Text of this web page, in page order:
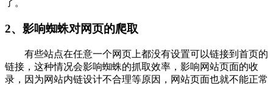
了。
2、影响蜘蛛对网页的爬取
有些站点在任意一个网页上都没有设置可以链接到首页的
链接，这种情况会影响蜘蛛的抓取效率，影响网站页面的收
录，因为网站内链设计不合理等原因，网站页面也就不能正常